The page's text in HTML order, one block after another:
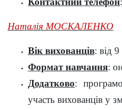
Наталія МОСКАЛЕНКО
Вік вихованців: від
Формат навчання:
Додатково:
участь вихованців у